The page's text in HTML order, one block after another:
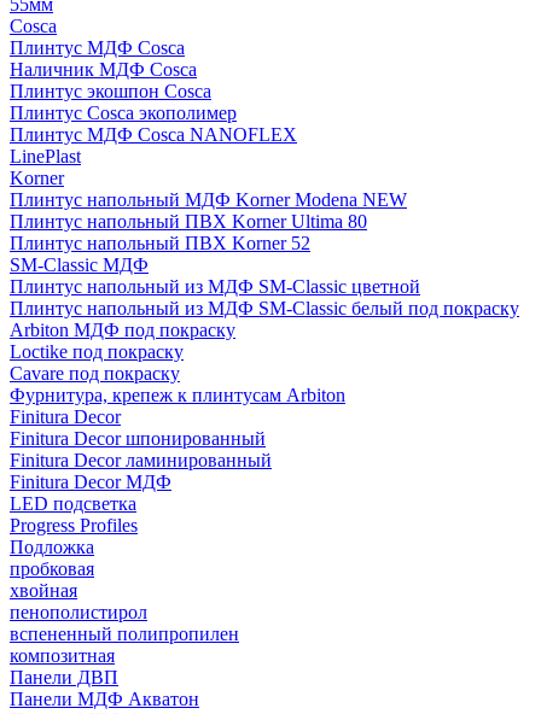
55мм
Cosca
Плинтус МДФ Cosca
Наличник МДФ Cosca
Плинтус экошпон Cosca
Плинтус Cosca экополимер
Плинтус МДФ Cosca NANOFLEX
LinePlast
Korner
Плинтус напольный МДФ Korner Modena NEW
Плинтус напольный ПВХ Korner Ultima 80
Плинтус напольный ПВХ Korner 52
SM-Classic МДФ
Плинтус напольный из МДФ SM-Classic цветной
Плинтус напольный из МДФ SM-Classic белый под покраску
Arbiton МДФ под покраску
Loctike под покраску
Cavare под покраску
Фурнитура, крепеж к плинтусам Arbiton
Finitura Decor
Finitura Decor шпонированный
Finitura Decor ламинированный
Finitura Decor МДФ
LED подсветка
Progress Profiles
Подложка
пробковая
хвойная
пенополистирол
вспененный полипропилен
композитная
Панели ДВП
Панели МДФ Акватон